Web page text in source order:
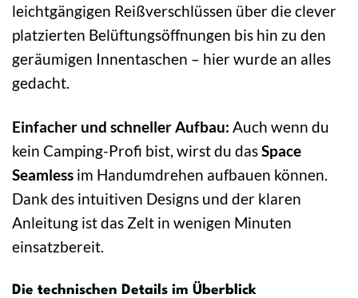
leichtgängigen Reißverschlüssen über die clever
platzierten Belüftungsöffnungen bis hin zu den
geräumigen Innentaschen – hier wurde an alles
gedacht.
Einfacher und schneller Aufbau: Auch wenn du
kein Camping-Profi bist, wirst du dasSpace
Seamless im Handumdrehen aufbauen können.
Dank des intuitiven Designs und der klaren
Anleitung ist das Zelt in wenigen Minuten
einsatzbereit.
Die technischen Details im Überblick